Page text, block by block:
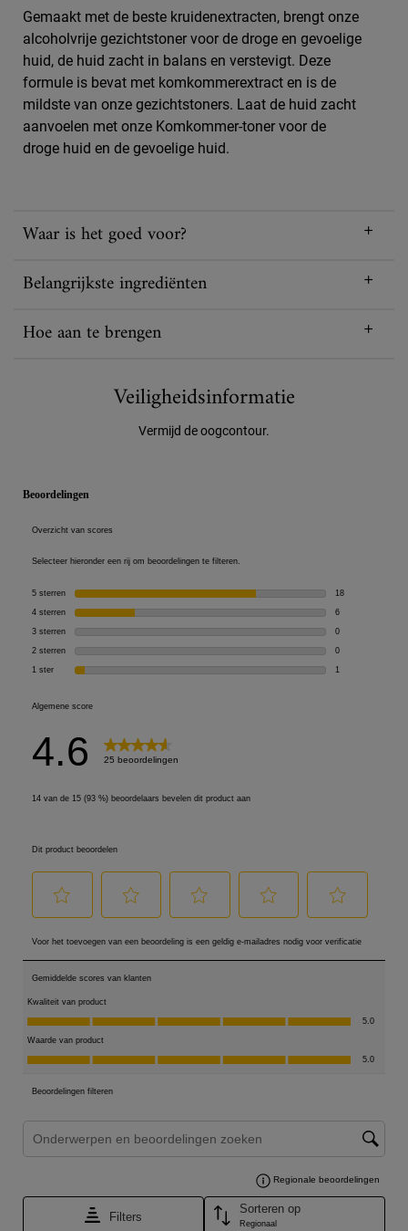
Gemaakt met de beste kruidenextracten, brengt onze
alcoholvrije gezichtstoner voor de droge en gevoelige
huid, de huid zacht in balans en verstevigt. Deze
formule is bevat met komkommerextract en is de
mildste van onze gezichtstoners. Laat de huid zacht
aanvoelen met onze Komkommer-toner voor de
droge huid en de gevoelige huid.
Waar is het goed voor?
Belangrijkste ingrediënten
Hoe aan te brengen
Veiligheidsinformatie
Vermijd de oogcontour.